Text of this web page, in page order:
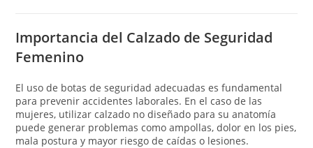
Importancia del Calzado de Seguridad
Femenino
El uso de botas de seguridad adecuadas es fundamental
para prevenir accidentes laborales. En el caso de las
mujeres, utilizar calzado no diseñado para su anatomía
puede generar problemas como ampollas, dolor en los pies,
mala postura y mayor riesgo de caídas o lesiones.